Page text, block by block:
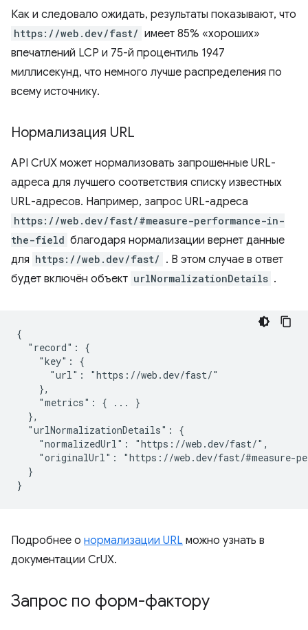
Как и следовало ожидать, результаты показывают, что
https://web.dev/fast/ имеет 85% «хороших»
впечатлений LCP и 75-й процентиль 1947
миллисекунд, что немного лучше распределения по
всему источнику.
Нормализация URL
API CrUX может нормализовать запрошенные URL-
адреса для лучшего соответствия списку известных
URL-адресов. Например, запрос URL-адреса
https://web.dev/fast/#measure-performance-in-
the-field благодаря нормализации вернет данные
для https://web.dev/fast/ . В этом случае в ответ
будет включён объект urlNormalizationDetails .
{
  "record": {
    "key": {
      "url": "https://web.dev/fast/"
    },
    "metrics": { ... }
  },
  "urlNormalizationDetails": {
    "normalizedUrl": "https://web.dev/fast/",
"originalUrl": "https://web.dev/fast/#measure-
  }
Подробнее о нормализации URL можно узнать в
документации CrUX.
Запрос по форм-фактору